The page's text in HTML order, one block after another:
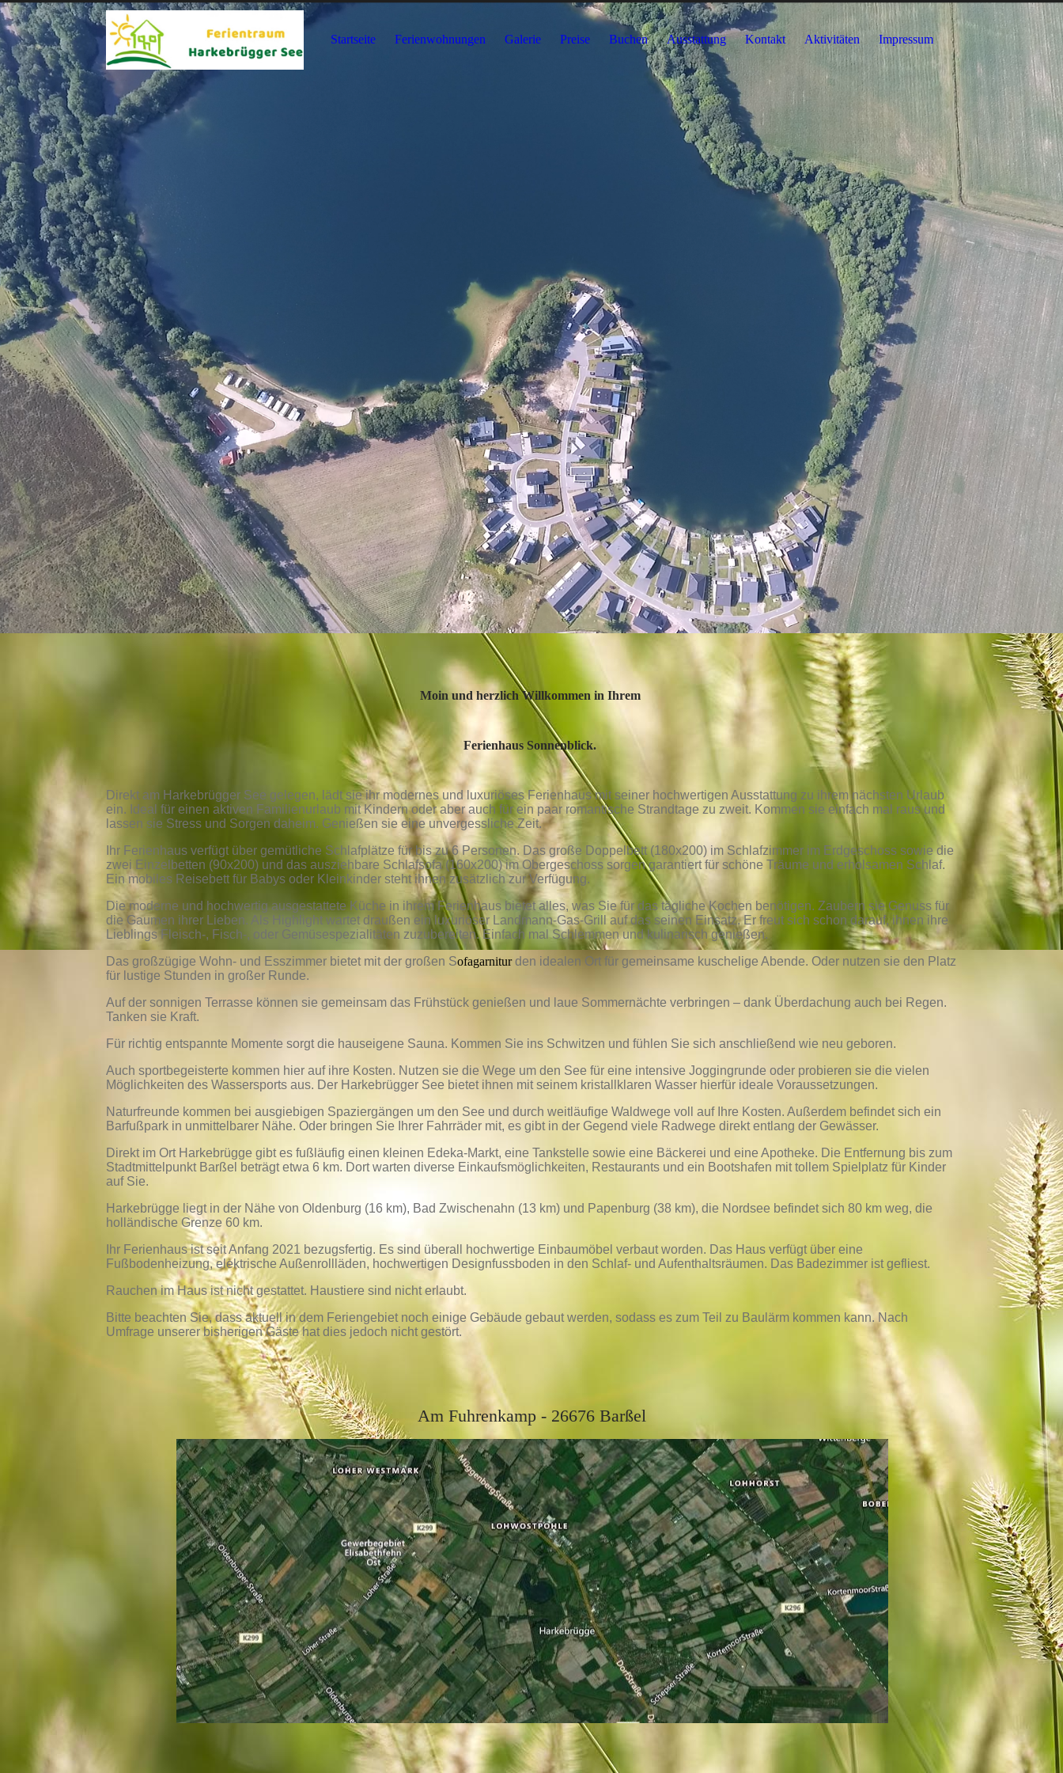
Startseite Ferienwohnungen Galerie Preise Buchen Ausstattung Kontakt Aktivitäten Impressum
Moin und herzlich Willkommen in Ihrem
Ferienhaus Sonnenblick.
Direkt am Harkebrügger See gelegen, lädt sie ihr modernes und luxuriöses Ferienhaus mit seiner hochwertigen Ausstattung zu ihrem nächsten Urlaub
ein. Ideal für einen aktiven Familienurlaub mit Kindern oder aber auch für ein paar romantische Strandtage zu zweit. Kommen sie einfach mal raus und
lassen sie Stress und Sorgen daheim. Genießen sie eine unvergessliche Zeit.
Ihr Ferienhaus verfügt über gemütliche Schlafplätze für bis zu 6 Personen. Das große Doppelbett (180x200) im Schlafzimmer im Erdgeschoss sowie die
zwei Einzelbetten (90x200) und das ausziehbare Schlafsofa (160x200) im Obergeschoss sorgen garantiert für schöne Träume und erholsamen Schlaf.
Ein mobiles Reisebett für Babys oder Kleinkinder steht ihnen zusätzlich zur Verfügung.
Die moderne und hochwertig ausgestattete Küche in ihrem Ferienhaus bietet alles, was Sie für das tägliche Kochen benötigen. Zaubern sie Genuss für
die Gaumen ihrer Lieben. Als Highlight wartet draußen ein luxuriöser Landmann-Gas-Grill auf das seinen Einsatz. Er freut sich schon darauf, ihnen ihre
Lieblings Fleisch-, Fisch-, oder Gemüsespezialitäten zuzubereiten. Einfach mal Schlemmen und kulinarisch genießen.
Das großzügige Wohn- und Esszimmer bietet mit der großen Sofagarniturden idealen Ort für gemeinsame kuschelige Abende. Oder nutzen sie den Platz
für lustige Stunden in großer Runde.
Auf der sonnigen Terrasse können sie gemeinsam das Frühstück genießen und laue Sommernächte verbringen – dank Überdachung auch bei Regen.
Tanken sie Kraft.
Für richtig entspannte Momente sorgt die hauseigene Sauna. Kommen Sie ins Schwitzen und fühlen Sie sich anschließend wie neu geboren.
Auch sportbegeisterte kommen hier auf ihre Kosten. Nutzen sie die Wege um den See für eine intensive Joggingrunde oder probieren sie die vielen
Möglichkeiten des Wassersports aus. Der Harkebrügger See bietet ihnen mit seinem kristallklaren Wasser hierfür ideale Voraussetzungen.
Naturfreunde kommen bei ausgiebigen Spaziergängen um den See und durch weitläufige Waldwege voll auf Ihre Kosten. Außerdem befindet sich ein
Barfußpark in unmittelbarer Nähe. Oder bringen Sie Ihrer Fahrräder mit, es gibt in der Gegend viele Radwege direkt entlang der Gewässer.
Direkt im Ort Harkebrügge gibt es fußläufig einen kleinen Edeka-Markt, eine Tankstelle sowie eine Bäckerei und eine Apotheke. Die Entfernung bis zum
Stadtmittelpunkt Barßel beträgt etwa 6 km. Dort warten diverse Einkaufsmöglichkeiten, Restaurants und ein Bootshafen mit tollem Spielplatz für Kinder
auf Sie.
Harkebrügge liegt in der Nähe von Oldenburg (16 km), Bad Zwischenahn (13 km) und Papenburg (38 km), die Nordsee befindet sich 80 km weg, die
holländische Grenze 60 km.
Ihr Ferienhaus ist seit Anfang 2021 bezugsfertig. Es sind überall hochwertige Einbaumöbel verbaut worden. Das Haus verfügt über eine
Fußbodenheizung, elektrische Außenrollläden, hochwertigen Designfussboden in den Schlaf- und Aufenthaltsräumen. Das Badezimmer ist gefliest.
Rauchen im Haus ist nicht gestattet. Haustiere sind nicht erlaubt.
Bitte beachten Sie, dass aktuell in dem Feriengebiet noch einige Gebäude gebaut werden, sodass es zum Teil zu Baulärm kommen kann. Nach
Umfrage unserer bisherigen Gäste hat dies jedoch nicht gestört.
Am Fuhrenkamp - 26676 Barßel